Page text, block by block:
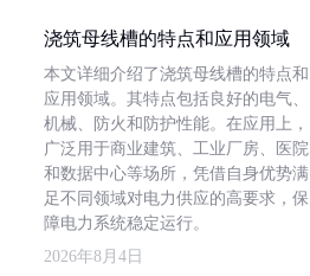
浇筑母线槽的特点和应用领域
本文详细介绍了浇筑母线槽的特点和
应用领域。其特点包括良好的电气、
机械、防火和防护性能。在应用上，
广泛用于商业建筑、工业厂房、医院
和数据中心等场所，凭借自身优势满
足不同领域对电力供应的高要求，保
障电力系统稳定运行。
2026年8月4日